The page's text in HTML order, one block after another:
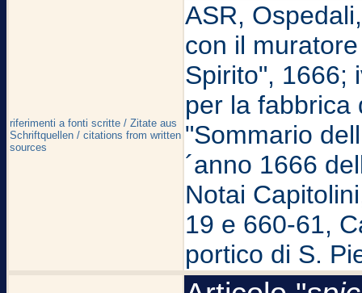
riferimenti a fonti scritte / Zitate aus
Schriftquellen / citations from written
sources
ASR,
con il
Spirito", 1666;
per la fabbrica
"Sommario
´anno 1666
Notai
19 e 660-61,
portico di S.